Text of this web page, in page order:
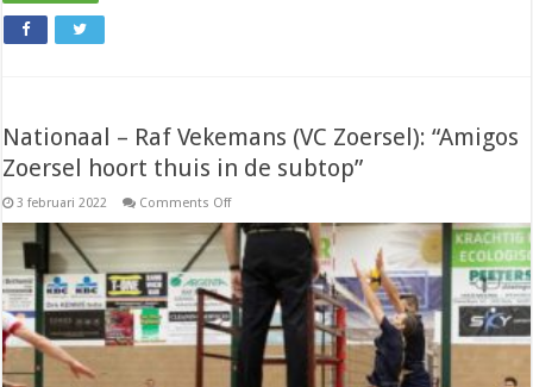
Nationaal – Raf Vekemans (VC Zoersel): “Amigos
Zoersel hoort thuis in de subtop”
3 februari 2022 Comments Offon
Raf
Vekemans
(VC
Zoersel):
“Amigos
Zoersel
hoort
thuis
in